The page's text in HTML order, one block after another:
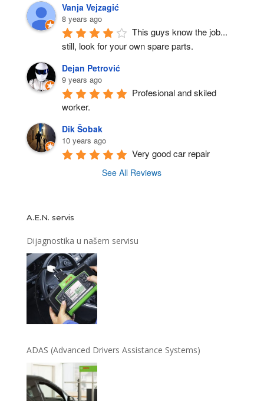
Vanja Vejzagić
8 years ago
This guys know the job...
still, look for your own spare parts.
Dejan Petrović
9 years ago
Profesional and skiled
worker.
Dik Šobak
10 years ago
Very good car repair
See All Reviews
A.E.N. servis
Dijagnostika u našem servisu
ADAS (Advanced Drivers Assistance Systems)